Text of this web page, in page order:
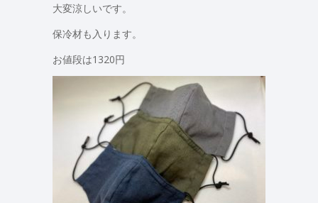
大変涼しいです。
保冷材も入ります。
お値段は1320円